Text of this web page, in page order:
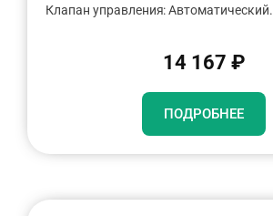
Клапан управления: Автоматический.
14 167 ₽
ПОДРОБНЕЕ